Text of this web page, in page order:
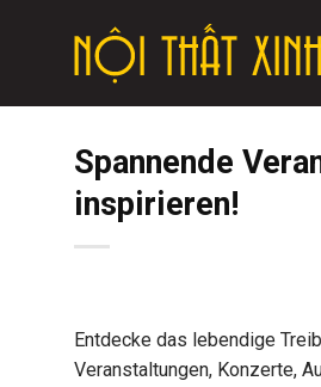
Spannende
inspirieren!
Entdecke das lebendige
Veranstaltungen, Konzerte,